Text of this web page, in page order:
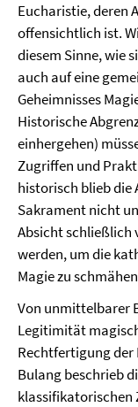
Eucharistie, deren
offensichtlich ist.
diesem Sinne, wie
auch auf eine
Geheimnisses
Historische
einhergehen)
Zugriffen und
historisch blieb die
Sakrament nicht
Absicht schließlich
werden, um die
Magie zu
Von unmittelbarer
Legitimität
Rechtfertigung der
Bulang beschrieb
klassifikatorischen